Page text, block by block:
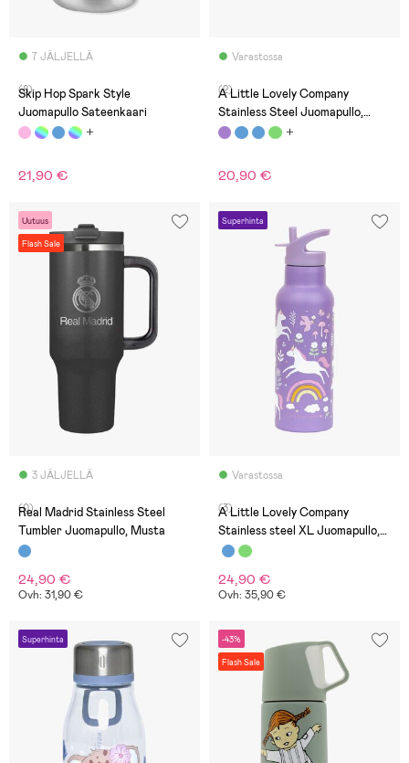
7 JÄLJELLÄ
(8)
Skip Hop Spark Style
Juomapullo Sateenkaari
21,90 €
Varastossa
(2)
A Little Lovely Company
Stainless Steel Juomapullo,
Unicorn Dreams
20,90 €
Uutuus
Flash Sale
3 JÄLJELLÄ
(0)
Real Madrid Stainless Steel
Tumbler Juomapullo, Musta
24,90 €
Ovh: 31,90 €
Superhinta
Varastossa
(3)
A Little Lovely Company
Stainless steel XL Juomapullo,
Unicorn Dreams
24,90 €
Ovh: 35,90 €
Superhinta -43%
Flash Sale